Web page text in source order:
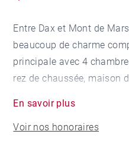
Entre Dax et Mont de
beaucoup de charme
principale avec 4
rez de chaussée, maison
débordement avec vue
En savoir plus
Voir nos honoraires